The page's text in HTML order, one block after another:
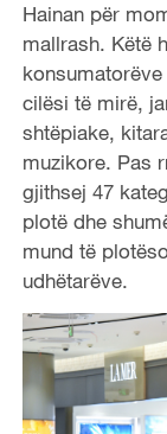
Hainan për
mallrash. Këtë
cilësi të mirë,
shtëpiake,
muzikore. Pas
gjithsej 47
plotë dhe
mund të
udhëtarëve.